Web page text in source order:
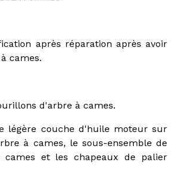
après réparation après avoir
cames.
d'arbre à cames.
légère couche d'huile moteur sur
à cames, le sous-ensemble de
et les chapeaux de palier